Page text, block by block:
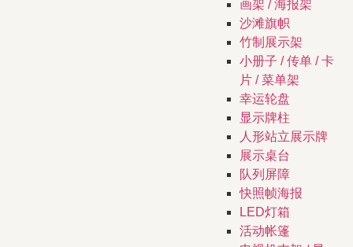
画架 / 海报架
沙滩旗帜
竹制展示架
小册子 / 传单 / 卡
片 / 菜单架
幸运轮盘
显示牌柱
人形站立展示牌
展示桌台
队列屏障
快照帧海报
LED灯箱
活动帐篷